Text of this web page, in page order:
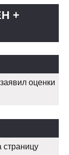
+
оценки
страницу